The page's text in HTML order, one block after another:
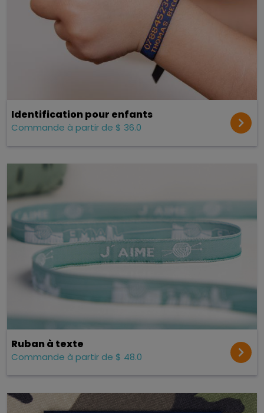
Identification pour enfants
Commande à partir de $ 36.0
Ruban à texte
Commande à partir de $ 48.0